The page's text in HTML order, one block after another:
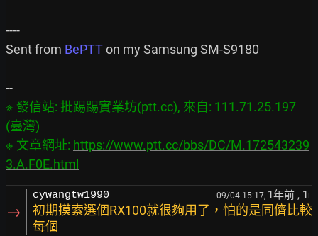
----
Sent from BePTT on my Samsung SM-S9180
※ 發信站: 批踢踢實業坊(ptt.cc), 來自: 111.71.25.197
(臺灣)
※ 文章網址: https://www.ptt.cc/bbs/DC/M.172543239
3.A.F0E.html
→
cywangtw1990 09/04 15:17, 1年前 , 1 F
初期摸索選個RX100就很夠用了，怕的是同儕比較
每個